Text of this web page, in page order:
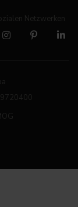
Netzwerken